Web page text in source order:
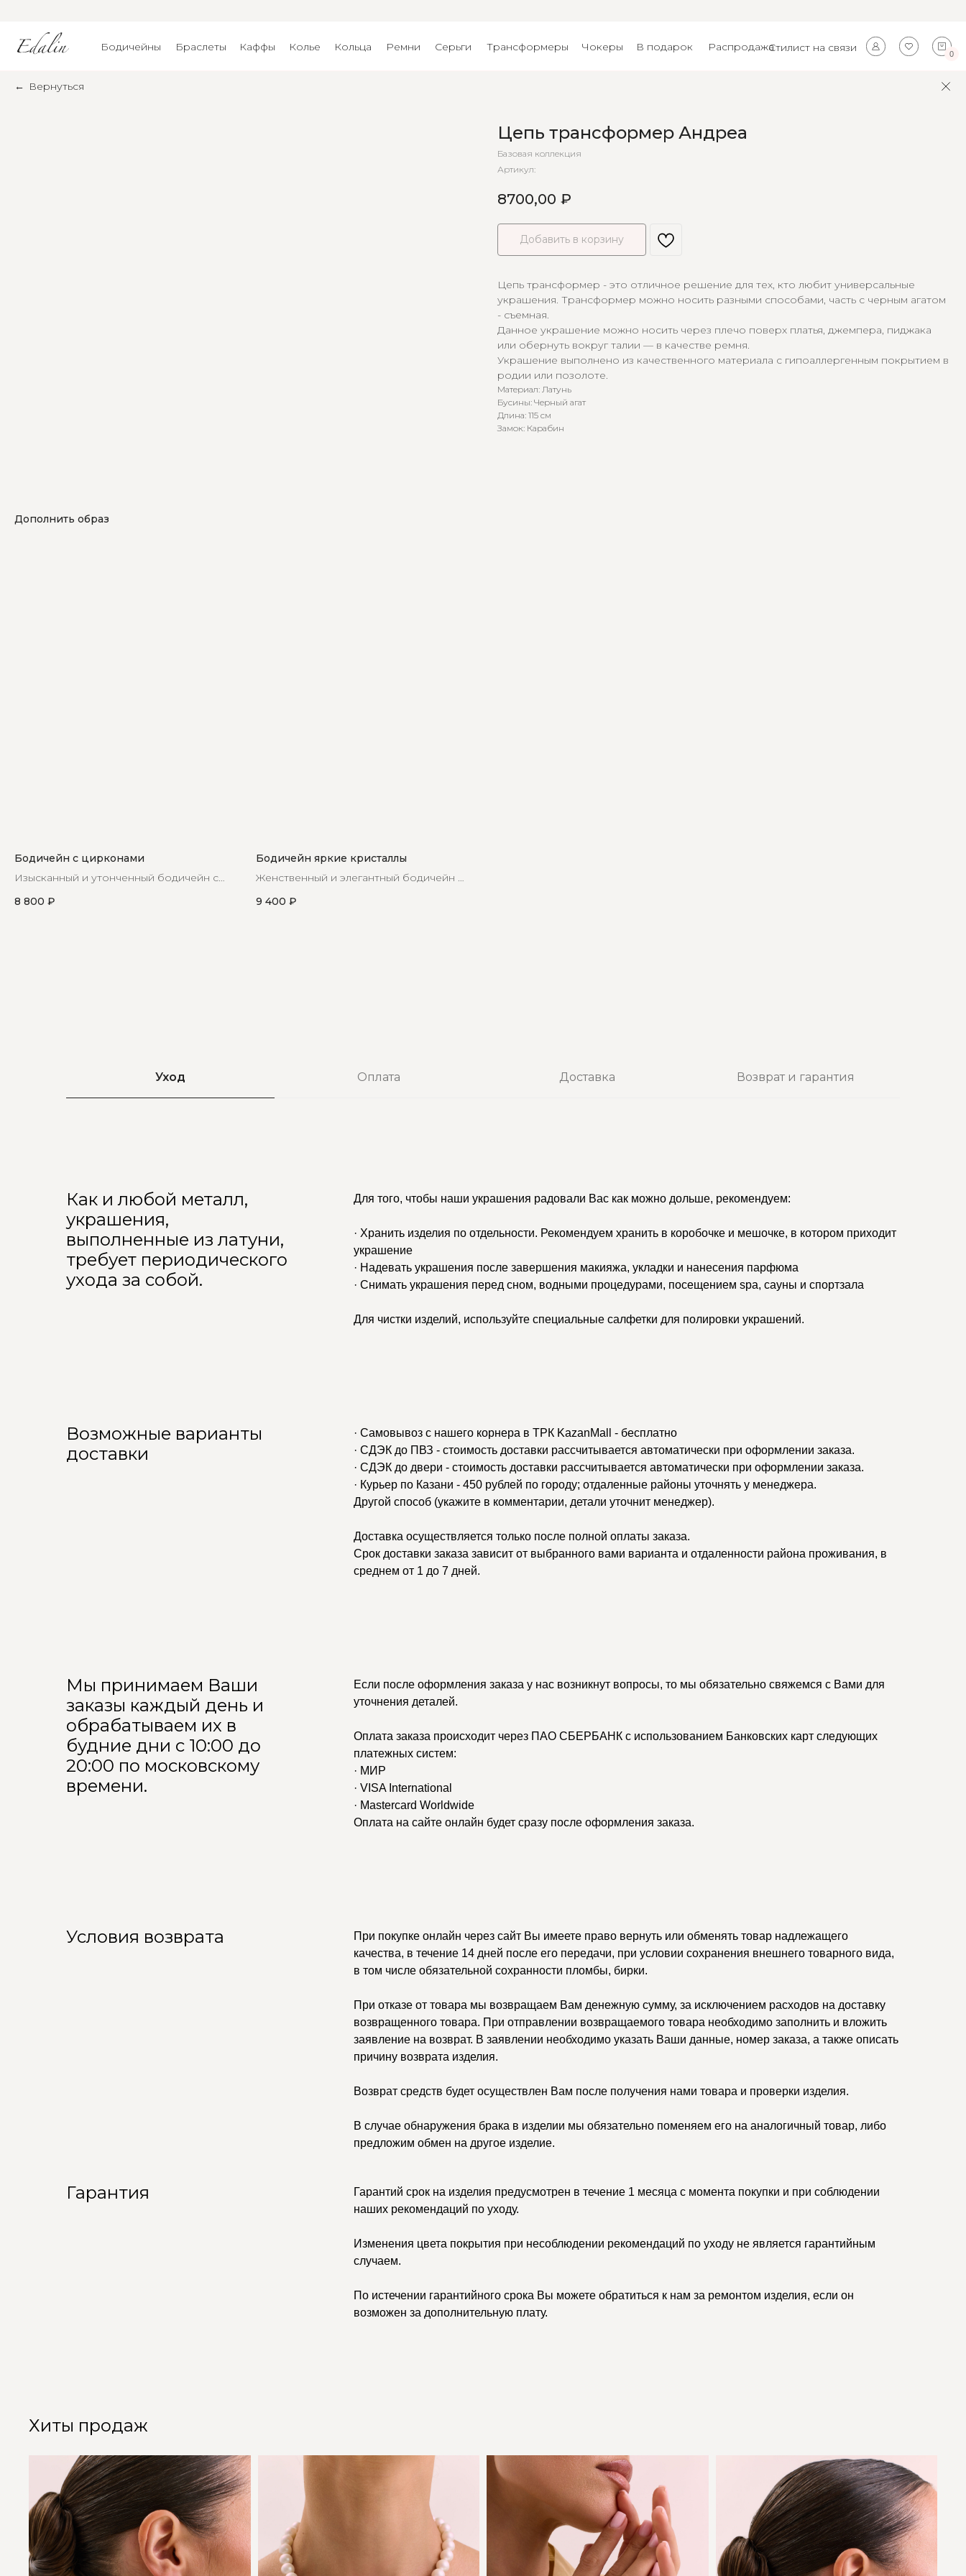
0
Стилист на связи
Бодичейны Колье Кольца
Браслеты Серьги В подарок
Ремни Чокеры
Каффы Распродажа
Трансформеры
Вернуться
←
Цепь трансформер Андреа
Базовая коллекция
Артикул:
8700,00 ₽
Добавить в корзину
Цепь трансформер - это отличное решение для тех, кто любит универсальные
украшения. Трансформер можно носить разными способами, часть с черным агатом
- съемная.
Данное украшение можно носить через плечо поверх платья, джемпера, пиджака
или обернуть вокруг талии — в качестве ремня.
Украшение выполнено из качественного материала с гипоаллергенным покрытием в
родии или позолоте.
Материал: Латунь
Бусины: Черный агат
Длина: 115 см
Замок: Карабин
Дополнить образ
Бодичейн с цирконами
Изысканный и утонченный бодичейн с
8 800 ₽
Бодичейн яркие кристаллы
Женственный и элегантный бодичейн с
частью вашего гардероба
9 400 ₽
Уход Оплата Доставка Возврат и гарантия
Как и любой металл,
украшения,
выполненные из латуни,
требует периодического
ухода за собой.
Для того, чтобы наши украшения радовали Вас как можно дольше, рекомендуем:
· Хранить изделия по отдельности. Рекомендуем хранить в коробочке и мешочке, в котором приходит
украшение
· Надевать украшения после завершения макияжа, укладки и нанесения парфюма
· Снимать украшения перед сном, водными процедурами, посещением spa, сауны и спортзала
Для чистки изделий, используйте специальные салфетки для полировки украшений.
Возможные варианты
доставки
· Самовывоз с нашего корнера в ТРК KazanMall - бесплатно
· СДЭК до ПВЗ - стоимость доставки рассчитывается автоматически при оформлении заказа.
· СДЭК до двери - стоимость доставки рассчитывается автоматически при оформлении заказа.
· Курьер по Казани - 450 рублей по городу; отдаленные районы уточнять у менеджера.
Другой способ (укажите в комментарии, детали уточнит менеджер).
Доставка осуществляется только после полной оплаты заказа.
Срок доставки заказа зависит от выбранного вами варианта и отдаленности района проживания, в
среднем от 1 до 7 дней.
Мы принимаем Ваши
заказы каждый день и
обрабатываем их в
будние дни с 10:00 до
20:00 по московскому
времени.
Если после оформления заказа у нас возникнут вопросы, то мы обязательно свяжемся с Вами для
уточнения деталей.
Оплата заказа происходит через ПАО СБЕРБАНК с использованием Банковских карт следующих
платежных систем:
· МИР
· VISA International
· Mastercard Worldwide
Оплата на сайте онлайн будет сразу после оформления заказа.
Условия возврата
При покупке онлайн через сайт Вы имеете право вернуть или обменять товар надлежащего
качества, в течение 14 дней после его передачи, при условии сохранения внешнего товарного вида,
в том числе обязательной сохранности пломбы, бирки.
При отказе от товара мы возвращаем Вам денежную сумму, за исключением расходов на доставку
возвращенного товара. При отправлении возвращаемого товара необходимо заполнить и вложить
заявление на возврат. В заявлении необходимо указать Ваши данные, номер заказа, а также описать
причину возврата изделия.
Возврат средств будет осуществлен Вам после получения нами товара и проверки изделия.
В случае обнаружения брака в изделии мы обязательно поменяем его на аналогичный товар, либо
предложим обмен на другое изделие.
Гарантия
Гарантий срок на изделия предусмотрен в течение 1 месяца с момента покупки и при соблюдении
наших рекомендаций по уходу.
Изменения цвета покрытия при несоблюдении рекомендаций по уходу не является гарантийным
случаем.
По истечении гарантийного срока Вы можете обратиться к нам за ремонтом изделия, если он
возможен за дополнительную плату.
Хиты продаж